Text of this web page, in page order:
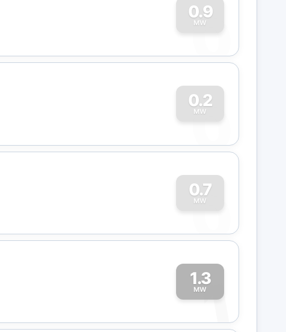
0.9
MW
0
0.2
MW
0
0.7
MW
0
1.3
MW
1